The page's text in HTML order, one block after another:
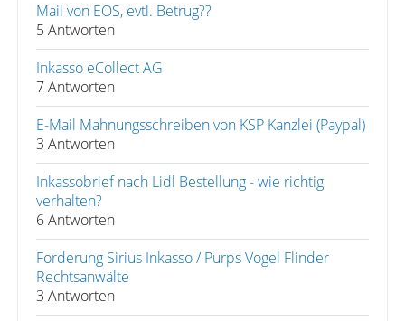
Mail von EOS, evtl. Betrug??
5 Antworten
Inkasso eCollect AG
7 Antworten
E-Mail Mahnungsschreiben von KSP Kanzlei (Paypal)
3 Antworten
Inkassobrief nach Lidl Bestellung - wie richtig
verhalten?
6 Antworten
Forderung Sirius Inkasso / Purps Vogel Flinder
Rechtsanwälte
3 Antworten